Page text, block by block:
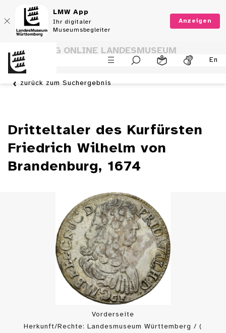
LMW App
Ihr digitaler
Museumsbegleiter
Anzeigen
En
SAMMLUNG ONLINE LANDESMUSEUM
WÜRTTEMBERG
zurück zum Suchergebnis
Dritteltaler des Kurfürsten
Friedrich Wilhelm von
Brandenburg, 1674
Vorderseite
Herkunft/Rechte: Landesmuseum Württemberg / (